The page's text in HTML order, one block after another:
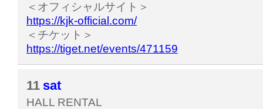
＜オフィシャルサイト＞
https://kjk-official.com/
＜チケット＞
https://tiget.net/events/471159
11 sat
HALL RENTAL